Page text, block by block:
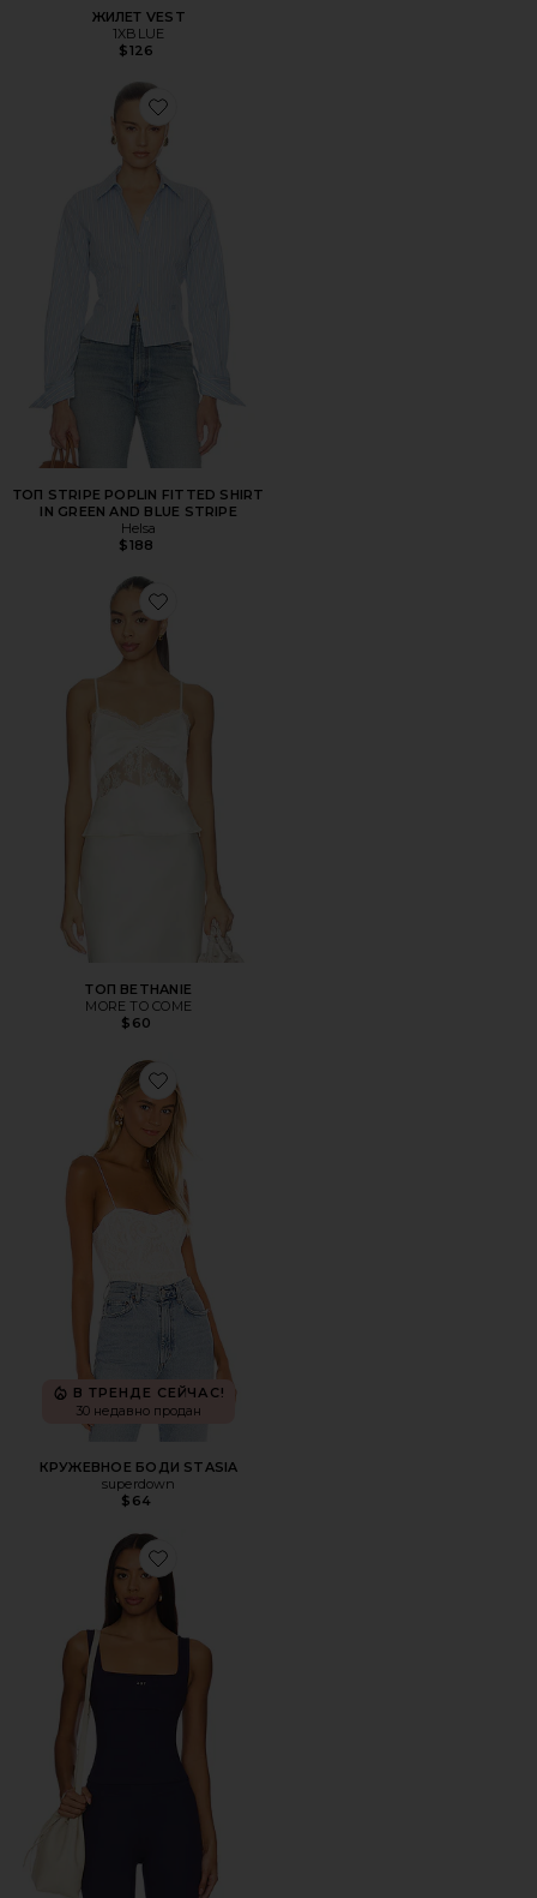
ЖИЛЕТ VEST
1XBLUE
$126
Favorite ТОП STRIPE POPLIN FITTED SHIRT IN GREEN
ТОП STRIPE POPLIN FITTED SHIRT
IN GREEN AND BLUE STRIPE
Helsa
$188
Favorite ТОП BETHANIE
ТОП BETHANIE
MORE TO COME
$60
Favorite КРУЖЕВНОЕ БОДИ STASIA
В ТРЕНДЕ СЕЙЧАС!
30 недавно продан
КРУЖЕВНОЕ БОДИ STASIA
superdown
$64
Favorite МАЙКА SQUARE